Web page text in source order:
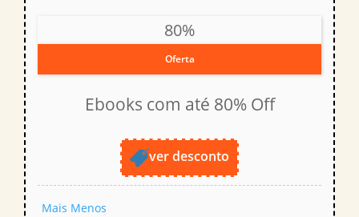
80%
Oferta
Ebooks com até 80% Off
ver desconto
Mais Menos